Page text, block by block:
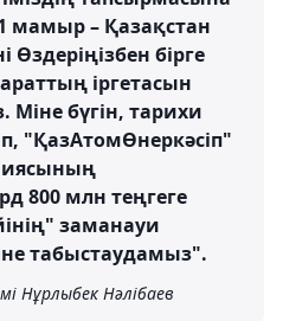
мамыр – Қазақстан
Өздеріңізбен бірге
іргетасын
бүгін, тарихи
"ҚазАтомӨнеркәсіп"
800 млн теңгеге
заманауи
табыстаудамыз".
Нұрлыбек Нәлібаев